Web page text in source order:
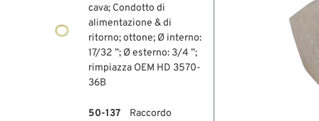
cava; Condotto di
alimentazione & di
ritorno; ottone; Ø interno:
17/32 ”; Ø esterno: 3/4 ”;
rimpiazza OEM HD 3570-
36B
50-137 Raccordo